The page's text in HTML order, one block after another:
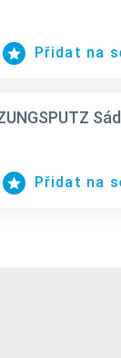
Přidat na
Přidat na